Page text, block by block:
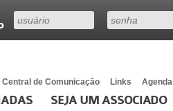
Central de Comunicação Links Agenda
SEJA UM ASSOCIADO